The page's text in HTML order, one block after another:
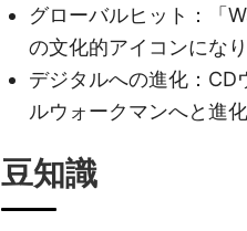
グローバルヒット ：「
の文化的アイコンになり
デジタルへの進化 ：
ルウォークマンへと進
豆知識